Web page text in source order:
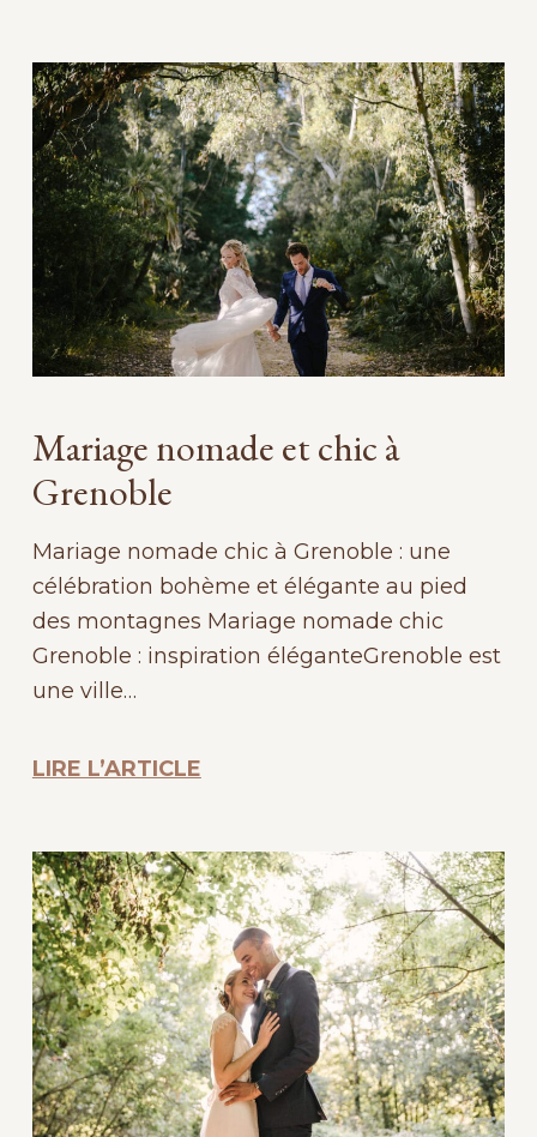
Mariage nomade et chic à
Grenoble
Mariage nomade chic à Grenoble : une
célébration bohème et élégante au pied
des montagnes Mariage nomade chic
Grenoble : inspiration éléganteGrenoble est
une ville…
LIRE L’ARTICLE